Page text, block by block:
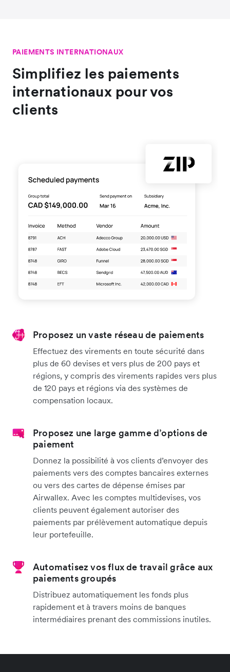
PAIEMENTS INTERNATIONAUX
Simplifiez les paiements
internationaux pour vos
clients
Proposez un vaste réseau de paiements
Effectuez des virements en toute sécurité dans
plus de 60 devises et vers plus de 200 pays et
régions, y compris des virements rapides vers plus
de 120 pays et régions via des systèmes de
compensation locaux.
Proposez une large gamme d’options de
paiement
Donnez la possibilité à vos clients d’envoyer des
paiements vers des comptes bancaires externes
ou vers des cartes de dépense émises par
Airwallex. Avec les comptes multidevises, vos
clients peuvent également autoriser des
paiements par prélèvement automatique depuis
leur portefeuille.
Automatisez vos flux de travail grâce aux
paiements groupés
Distribuez automatiquement les fonds plus
rapidement et à travers moins de banques
intermédiaires prenant des commissions inutiles.